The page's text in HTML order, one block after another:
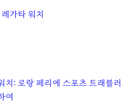
가타 워치
치: 로랑 페리에 스포츠 트래블러
여